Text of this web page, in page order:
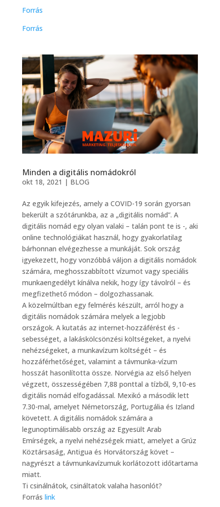
Forrás
Forrás
Minden a digitális nomádokról
okt 18, 2021 | BLOG
Az egyik kifejezés, amely a COVID-19 során gyorsan
bekerült a szótárunkba, az a „digitális nomád”. A
digitális nomád egy olyan valaki – talán pont te is -, aki
online technológiákat használ, hogy gyakorlatilag
bárhonnan elvégezhesse a munkáját. Sok ország
igyekezett, hogy vonzóbbá váljon a digitális nomádok
számára, meghosszabbított vízumot vagy speciális
munkaengedélyt kínálva nekik, hogy így távolról – és
megfizethető módon – dolgozhassanak.
A közelmúltban egy felmérés készült, arról hogy a
digitális nomádok számára melyek a legjobb
országok. A kutatás az internet-hozzáférést és -
sebességet, a lakáskölcsönzési költségeket, a nyelvi
nehézségeket, a munkavízum költségét – és
hozzáférhetőséget, valamint a távmunka-vízum
hosszát hasonlította össze. Norvégia az első helyen
végzett, összességében 7,88 ponttal a tízből, 9,10-es
digitális nomád elfogadással. Mexikó a második lett
7.30-mal, amelyet Németország, Portugália és Izland
követett. A digitális nomádok számára a
legunoptimálisabb ország az Egyesült Arab
Emírségek, a nyelvi nehézségek miatt, amelyet a Grúz
Köztársaság, Antigua és Horvátország követ –
nagyrészt a távmunkavízumuk korlátozott időtartama
miatt.
Ti csinálnátok, csináltatok valaha hasonlót?
Forrás link